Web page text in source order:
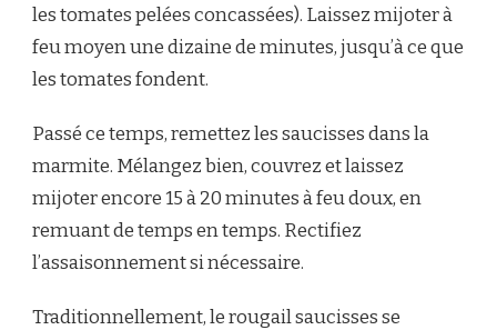
les tomates pelées concassées). Laissez mijoter à
feu moyen une dizaine de minutes, jusqu’à ce que
les tomates fondent.
Passé ce temps, remettez les saucisses dans la
marmite. Mélangez bien, couvrez et laissez
mijoter encore 15 à 20 minutes à feu doux, en
remuant de temps en temps. Rectifiez
l’assaisonnement si nécessaire.
Traditionnellement, le rougail saucisses se